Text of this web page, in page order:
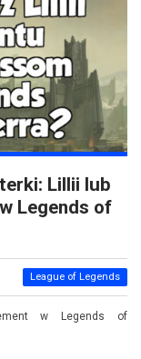
Lillii lub
Legends of
League of Legends
w Legends of